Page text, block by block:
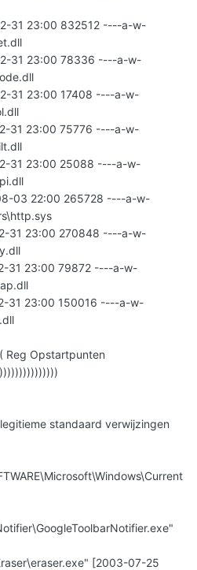
31 23:00 832512 ----a-w-
31 23:00 78336 ----a-w-
31 23:00 17408 ----a-w-
31 23:00 75776 ----a-w-
31 23:00 25088 ----a-w-
03 22:00 265728 ----a-w-
31 23:00 270848 ----a-w-
31 23:00 79872 ----a-w-
31 23:00 150016 ----a-w-
Reg Opstartpunten
standaard verwijzingen
[2003-07-25